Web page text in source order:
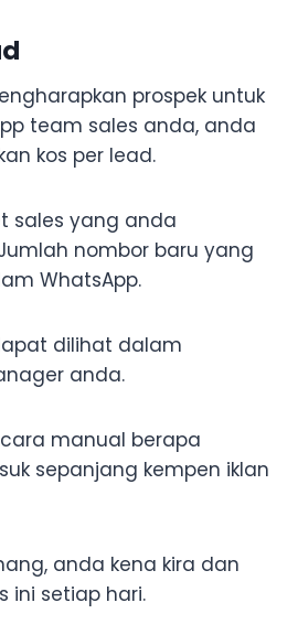
prospek untuk
team sales anda, anda
kos per lead.
sales yang anda
nombor baru yang
WhatsApp.
dilihat dalam
anda.
manual berapa
sepanjang kempen iklan
anda kena kira dan
ini setiap hari.